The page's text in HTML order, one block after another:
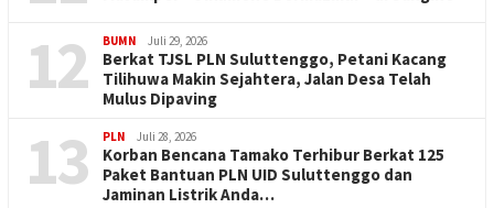
12 BUMN Juli 29, 2026
Berkat TJSL PLN Suluttenggo, Petani Kacang
Tilihuwa Makin Sejahtera, Jalan Desa Telah
Mulus Dipaving
13 PLN Juli 28, 2026
Korban Bencana Tamako Terhibur Berkat 125
Paket Bantuan PLN UID Suluttenggo dan
Jaminan Listrik Anda…